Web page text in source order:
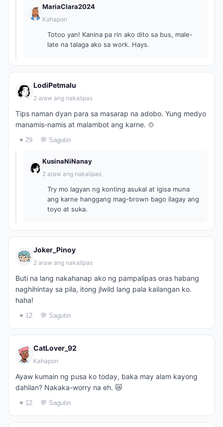
MariaClara2024
Kahapon
Totoo yan! Kanina pa rin ako dito sa bus, male-
late na talaga ako sa work. Hays.
LodiPetmalu
2 araw ang nakalipas
Tips naman dyan para sa masarap na adobo. Yung medyo
manamis-namis at malambot ang karne. 🍲
♥ 29 💬 Sagutin
KusinaNiNanay
2 araw ang nakalipas
Try mo lagyan ng konting asukal at igisa muna
ang karne hanggang mag-brown bago ilagay ang
toyo at suka.
Joker_Pinoy
2 araw ang nakalipas
Buti na lang nakahanap ako ng pampalipas oras habang
naghihintay sa pila, itong jlwild lang pala kailangan ko.
haha!
♥ 12 💬 Sagutin
CatLover_92
Kahapon
Ayaw kumain ng pusa ko today, baka may alam kayong
dahilan? Nakaka-worry na eh. 😿
♥ 12 💬 Sagutin